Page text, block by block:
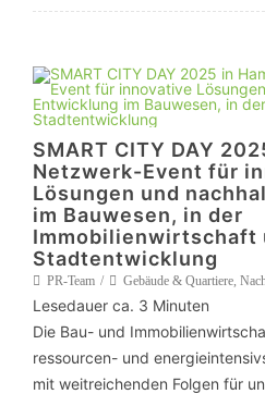
SMART CITY DAY
Netzwerk-Event für
Lösungen und
im Bauwesen, in der
Immobilienwirtschaft
Stadtentwicklung
PR-Team Gebäude & Quartiere,
Lesedauer ca. 3 Minuten
Die Bau- und
ressourcen- und
mit weitreichenden Folgen für